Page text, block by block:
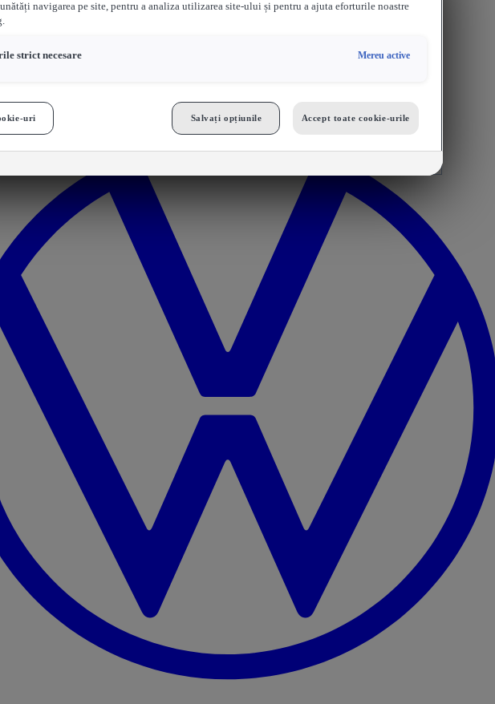
navigarea pe site, pentru a analiza utilizarea site-ului și pentru a ajuta eforturile noastre
strict necesare Mereu active
uri Salvați opțiunile Accept toate cookie-urile